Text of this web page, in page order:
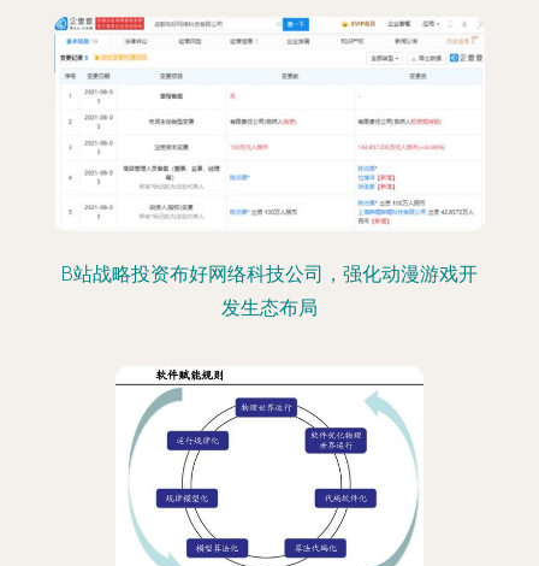
B站战略投资布好网络科技公司，强化动漫游戏开
发生态布局